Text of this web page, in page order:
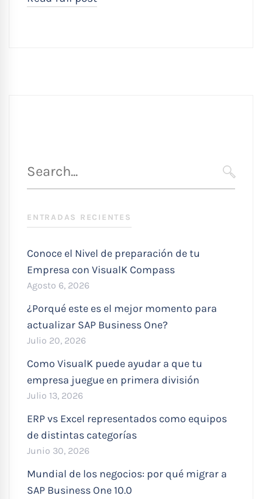
para
ENTRADAS RECIENTES
Conoce el Nivel de preparación de tu
Empresa con VisualK Compass
Agosto 6, 2026
¿Porqué este es el mejor momento para
actualizar SAP Business One?
Julio 20, 2026
Como VisualK puede ayudar a que tu
empresa juegue en primera división
Julio 13, 2026
ERP vs Excel representados como equipos
de distintas categorías
Junio 30, 2026
Mundial de los negocios: por qué migrar a
SAP Business One 10.0